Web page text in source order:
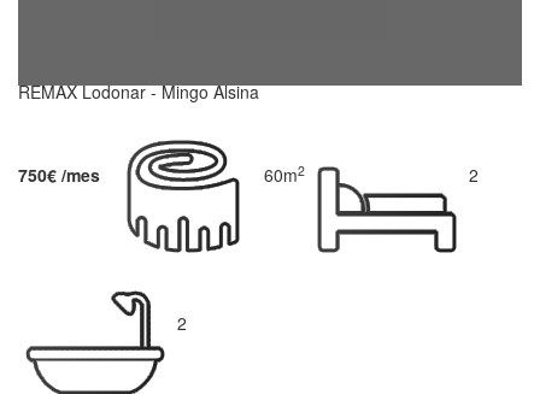
REMAX Lodonar - Mingo Alsina
750€ /mes 60m2 2
2